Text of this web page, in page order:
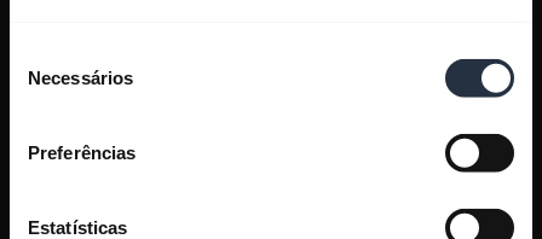
Necessários
Preferências
Estatísticas